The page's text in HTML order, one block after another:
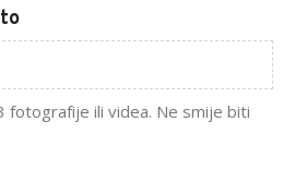
fotografije ili videa. Ne smije biti